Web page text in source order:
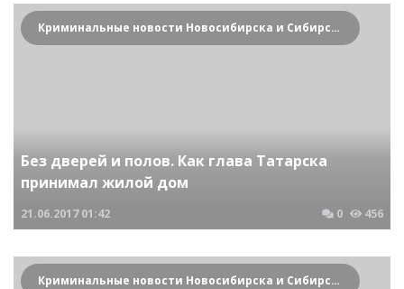
Криминальные новости Новосибирска и Сибирского региона
Без дверей и полов. Как глава Татарска
принимал жилой дом
21.06.2017 01:42 0 456
Криминальные новости Новосибирска и Сибирского региона